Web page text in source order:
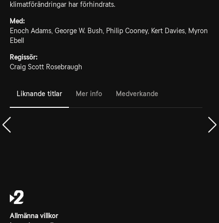
klimatförändringar har förhindrats.
Med:
Enoch Adams, George W. Bush, Philip Cooney, Kert Davies, Myron
Ebell
Regissör:
Craig Scott Rosebraugh
Liknande titlar Mer info Medverkande
Allmänna villkor